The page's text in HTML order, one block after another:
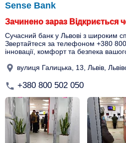
Sense Bank
Зачинено зараз Відкриється
Сучасний банк у Львові з широким
Звертайтеся за телефоном +380 800
інновації, комфорт та безпека
вулиця Галицька, 13, Львів,
+380 800 502 050